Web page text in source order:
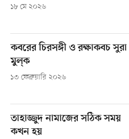
১৮ মে ২০২৬
কবরের চিরসঙ্গী ও রক্ষাকবচ সুরা
মুল্‌ক
১৩ ফেব্রুয়ারি ২০২৬
তাহাজ্জুদ নামাজের সঠিক সময়
কখন হয়